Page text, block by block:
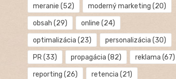
meranie (52) moderný marketing (20)
obsah (29) online (24)
optimalizácia (23) personalizácia (30)
PR(33) propagácia (82) reklama (67)
reporting (26) retencia (21)